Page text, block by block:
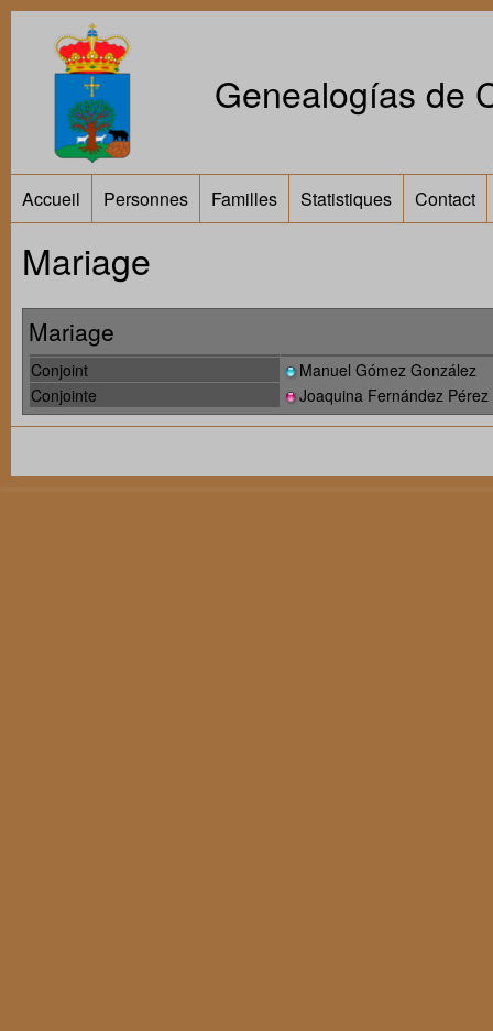
Genealogías de
Accueil Personnes Familles Statistiques Contact
Mariage
Mariage
Conjoint
Manuel Gómez González
Conjointe
Joaquina Fernández Pérez